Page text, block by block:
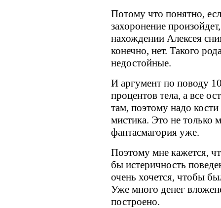
Потому что понятно,
захоронение
нахождении Алексея
конечно, нет. Такого
недостойные.
И аргумент по поводу
процентов тела, а все
там, поэтому надо
мистика. Это не только
фантасмагория уже.
Поэтому мне кажется,
бы истеричность
очень хочется, чтобы
Уже много денег
построено.